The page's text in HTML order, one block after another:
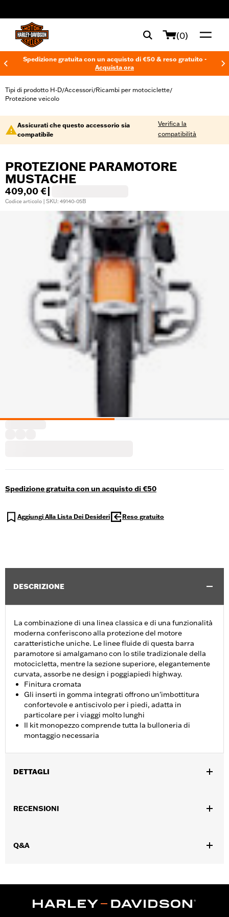
(0)
Spedizione gratuita con un acquisto di €50 & reso gratuito -
Acquista ora
Tipi di prodotto H-D/Accessori/Ricambi per motociclette/
Protezione veicolo
Assicurati che questo accessorio sia
compatibile
Verifica la
compatibilità
PROTEZIONE PARAMOTORE
MUSTACHE
409,00 €
Codice articolo | SKU: 49140-05B
Spedizione gratuita con un acquisto di €50
Aggiungi Alla Lista Dei Desideri Reso gratuito
DESCRIZIONE
La combinazione di una linea classica e di una funzionalità
moderna conferiscono alla protezione del motore
caratteristiche uniche. Le linee fluide di questa barra
paramotore si amalgamano con lo stile tradizionale della
motocicletta, mentre la sezione superiore, elegantemente
curvata, assorbe ne design i poggiapiedi highway.
Finitura cromata
Gli inserti in gomma integrati offrono un'imbottitura
confortevole e antiscivolo per i piedi, adatta in
particolare per i viaggi molto lunghi
Il kit monopezzo comprende tutta la bulloneria di
montaggio necessaria
DETTAGLI
Istruzioni di installazione
poggiapiedi e bulloneria di montaggio
paramotore possono offrire una protezione
cosmetica del veicolo. Tuttavia, esse non sono
RECENSIONI
Q&A